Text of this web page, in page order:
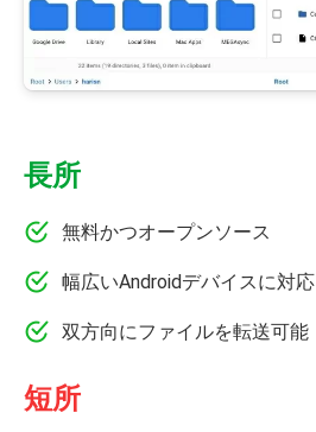
長所
無料かつオープンソース
幅広いAndroidデバイスに対応
双方向にファイルを転送可能
短所